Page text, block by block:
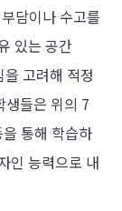
담이나 수고를
있는 공간
고려해 적정
생들은 위의 7
통해 학습하
인 능력으로 내